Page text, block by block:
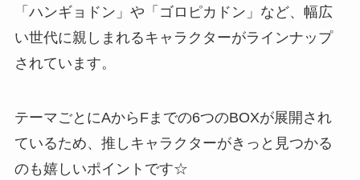
「ハンギョドン」や「ゴロピカドン」など、幅広
い世代に親しまれるキャラクターがラインナップ
されています。
テーマごとにAからFまでの6つのBOXが展開され
ているため、推しキャラクターがきっと見つかる
のも嬉しいポイントです☆